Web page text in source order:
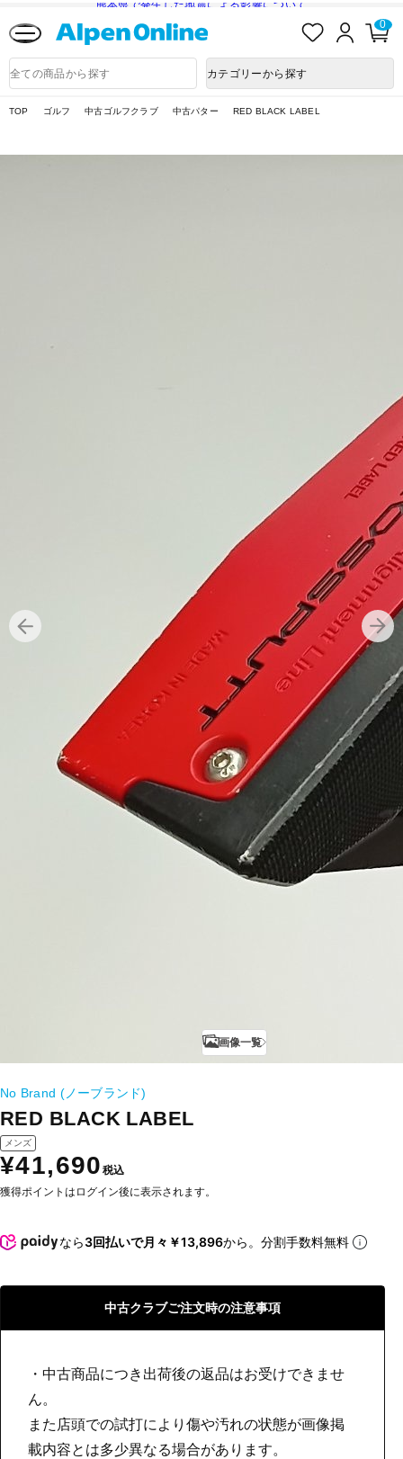
熊本県で発生した地震による影響について
入
ロ
ン
0
品
検
カテゴリーから探す
TOP ゴルフ 中古ゴルフクラブ 中古パター RED BLACK LABEL
画像一覧
No Brand (ノーブランド)
RED BLACK LABEL
メンズ
¥41,690 税込
獲得ポイントはログイン後に表示されます。
なら3回払いで月々￥13,896から。分割手数料無料
中古クラブご注文時の注意事項
・中古商品につき出荷後の返品はお受けできませ
ん。
また店頭での試打により傷や汚れの状態が画像掲
載内容とは多少異なる場合があります。